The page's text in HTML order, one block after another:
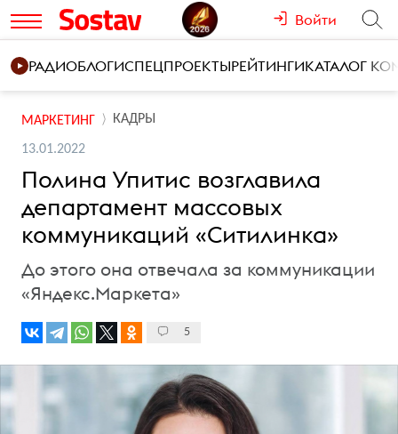
Войти
РАДИОБЛОГИСПЕЦПРОЕКТЫРЕЙТИНГИКАТАЛОГ
МАРКЕТИНГ КАДРЫ
13.01.2022
Полина Упитис возглавила
департамент массовых
коммуникаций «Ситилинка»
До этого она отвечала за коммуникации
«Яндекс.Маркета»
5